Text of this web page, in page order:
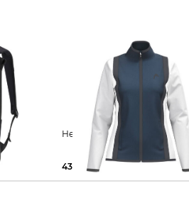
Head | Damen Jacke CLUB 25
43,65 €